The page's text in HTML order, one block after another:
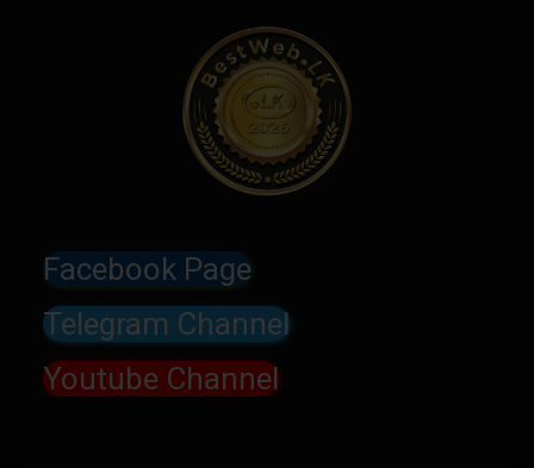
Facebook Page
Telegram Channel
Youtube Channel